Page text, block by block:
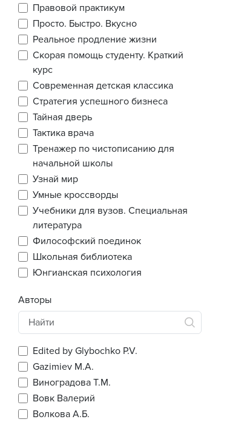
Правовой практикум
Просто. Быстро. Вкусно
Реальное продление жизни
Скорая помощь студенту. Краткий
курс
Современная детская классика
Стратегия успешного бизнеса
Тайная дверь
Тактика врача
Тренажер по чистописанию для
начальной школы
Узнай мир
Умные кроссворды
Учебники для вузов. Специальная
литература
Философский поединок
Школьная библиотека
Юнгианская психология
Авторы
Edited by Glybochko P.V.
Gazimiev M.A.
Виноградова Т.М.
Вовк Валерий
Волкова А.Б.